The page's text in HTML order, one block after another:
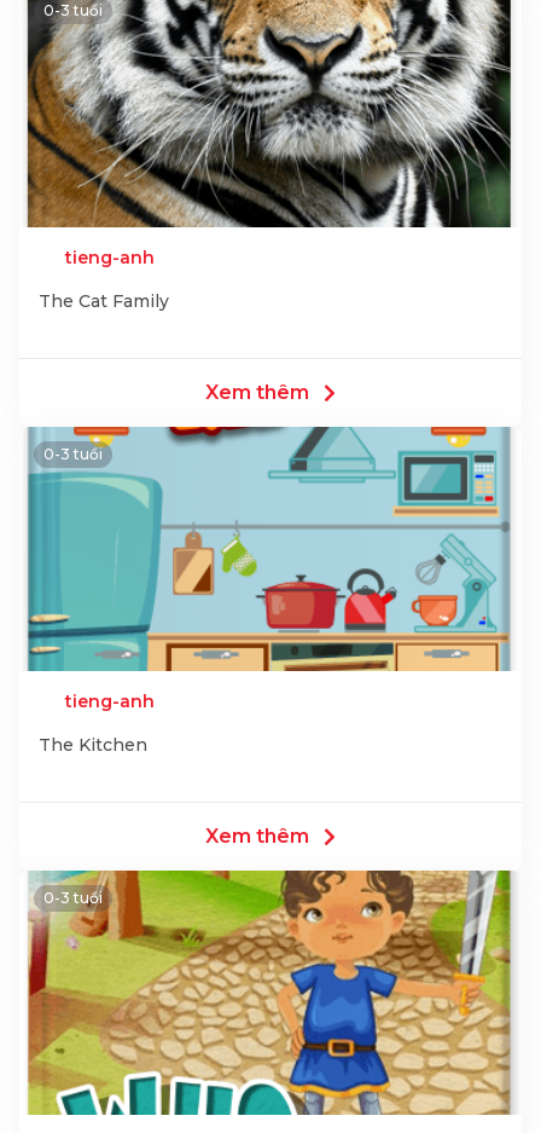
0-3 tuổi
tieng-anh
The Cat Family
Xem thêm
0-3 tuổi
tieng-anh
The Kitchen
Xem thêm
0-3 tuổi